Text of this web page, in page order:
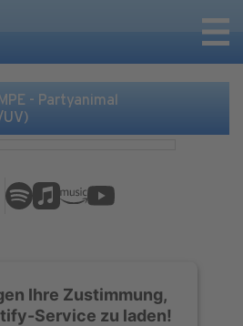
- Partyanimal
Ihre Zustimmung,
Service zu laden!